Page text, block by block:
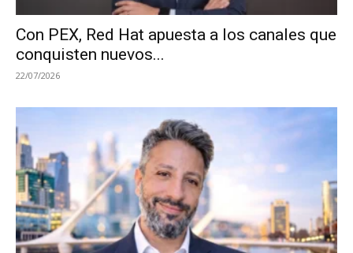
Con PEX, Red Hat apuesta a los canales que
conquisten nuevos...
22/07/2026